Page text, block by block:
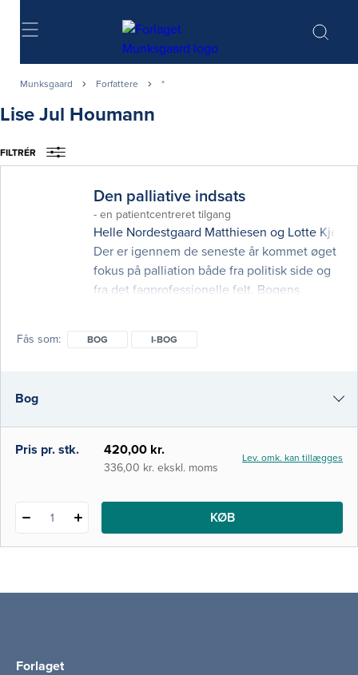
Søg
Munksgaard Forfattere *
Lise Jul Houmann
FILTRÉR
Den palliative indsats
- en patientcentreret tilgang
Helle Nordestgaard Matthiesen og Lotte
Der er igennem de seneste år kommet øget
fokus på palliation både fra politisk side og
fra det fagprofessionelle felt. Bogens
hele vejen igennem ud fra en
viden, opøvelser af færdigheder og
bevidstgørelse a
Fås som BOG I-BOG
Bog
i-bog
Pris pr. stk. 420,00 kr.
336,00 kr. ekskl. moms
Lev. omk. kan tillægges
1 KØB
Forlaget